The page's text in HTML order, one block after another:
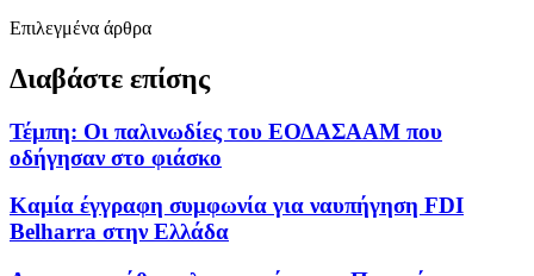
Επιλεγμένα άρθρα
Διαβάστε επίσης
Τέμπη: Οι παλινωδίες του ΕΟΔΑΣΑΑΜ που
οδήγησαν στο φιάσκο
Καμία έγγραφη συμφωνία για ναυπήγηση FDI
Belharra στην Ελλάδα